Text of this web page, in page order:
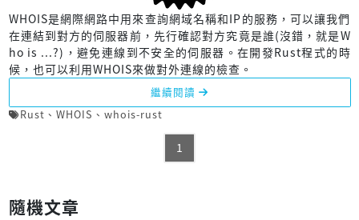
WHOIS是網際網路中用來查詢網域名稱和IP的服務，可以讓我們
在連結到對方的伺服器前，先行確認對方究竟是誰(沒錯，就是W
ho is ...?)，避免連線到不安全的伺服器。在開發Rust程式的時
候，也可以利用WHOIS來做對外連線的檢查。
繼續閱讀
Rust 、 WHOIS 、 whois-rust
1
隨機文章